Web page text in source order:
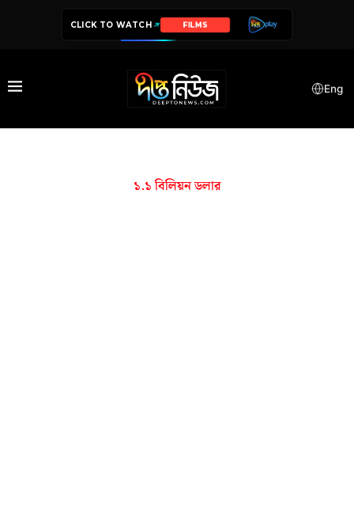
CLICK TO WATCH FILMS
Eng
১.১ বিলিয়ন ডলার